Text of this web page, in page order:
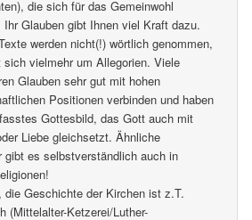
die sich für das Gemeinwohl
Ihr Glauben gibt Ihnen viel Kraft dazu.
werden nicht(!) wörtlich genommen,
sich vielmehr um Allegorien. Viele
Glauben sehr gut mit hohen
Positionen verbinden und haben
Gottesbild, das Gott auch mit
Liebe gleichsetzt. Ähnliche
gibt es selbstverständlich auch in
die Geschichte der Kirchen ist z.T.
(Mittelalter-Ketzerei/Luther-